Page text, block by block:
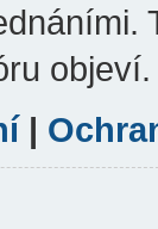
objeví.
|